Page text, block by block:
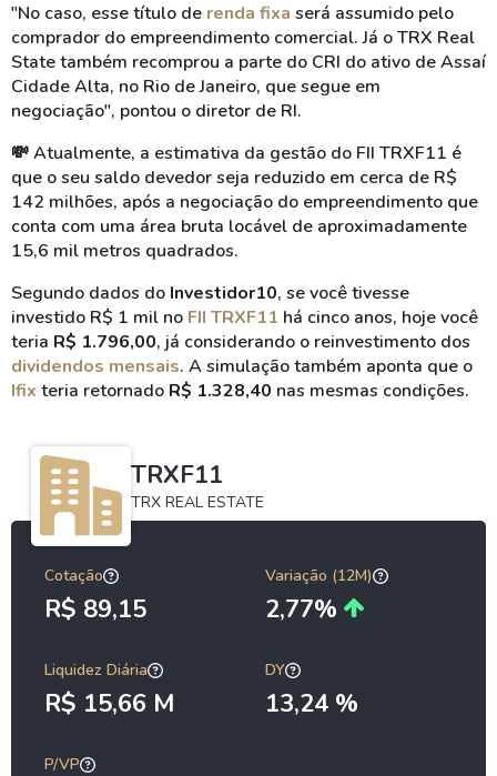
"No caso, esse título de renda fixa será assumido pelo
comprador do empreendimento comercial. Já o TRX Real
State também recomprou a parte do CRI do ativo de Assaí
Cidade Alta, no Rio de Janeiro, que segue em
negociação", pontou o diretor de RI.
💸Atualmente, a estimativa da gestão do FII TRXF11 é
que o seu saldo devedor seja reduzido em cerca de R$
142 milhões, após a negociação do empreendimento que
conta com uma área bruta locável de aproximadamente
15,6 mil metros quadrados.
Segundo dados do Investidor10, se você tivesse
investido R$ 1 mil no FII TRXF11 há cinco anos, hoje você
teria R$ 1.796,00, já considerando o reinvestimento dos
dividendos mensais. A simulação também aponta que o
Ifix teria retornado R$ 1.328,40 nas mesmas condições.
TRXF11
TRX REAL ESTATE
Cotação
R$ 89,15
Variação (12M)
2,77%
Liquidez Diária
R$ 15,66 M
DY
13,24 %
P/VP